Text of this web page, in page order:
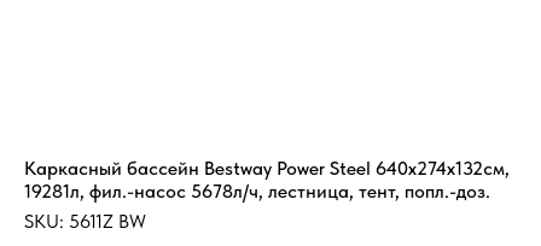
Каркасный бассейн Bestway Power Steel 640х274х132см,
19281л, фил.-насос 5678л/ч, лестница, тент, попл.-доз.
SKU: 5611Z BW